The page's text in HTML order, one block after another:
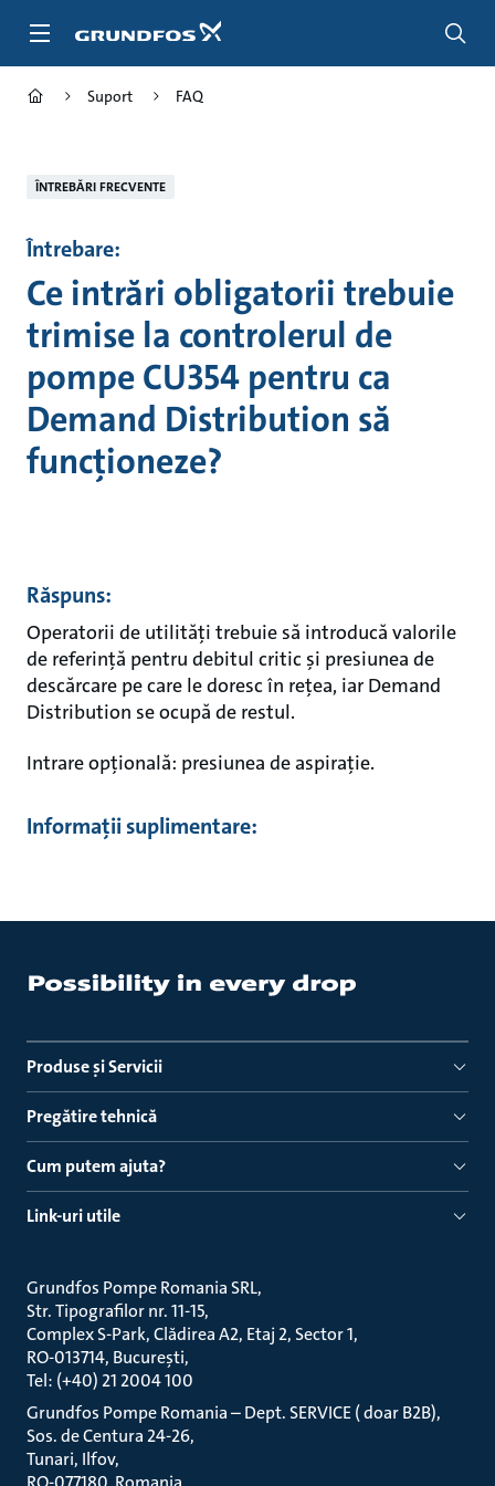
Suport FAQ
ÎNTREBĂRI FRECVENTE
Întrebare:
Ce intrări obligatorii trebuie
trimise la controlerul de
pompe CU354 pentru ca
Demand Distribution să
funcționeze?
Răspuns:
Operatorii de utilități trebuie să introducă valorile
de referință pentru debitul critic și presiunea de
descărcare pe care le doresc în rețea, iar Demand
Distribution se ocupă de restul.
Intrare opțională: presiunea de aspirație.
Informații suplimentare:
Produse ṣi Servicii
Pregătire tehnică
Cum putem ajuta?
Link-uri utile
Grundfos Pompe Romania SRL
Str. Tipografilor nr. 11-15
Complex S-Park, Clădirea A2, Etaj 2, Sector 1
RO-013714, București
Tel: (+40) 21 2004 100
Grundfos Pompe Romania – Dept. SERVICE ( doar B2B)
Sos. de Centura 24-26
Tunari, Ilfov